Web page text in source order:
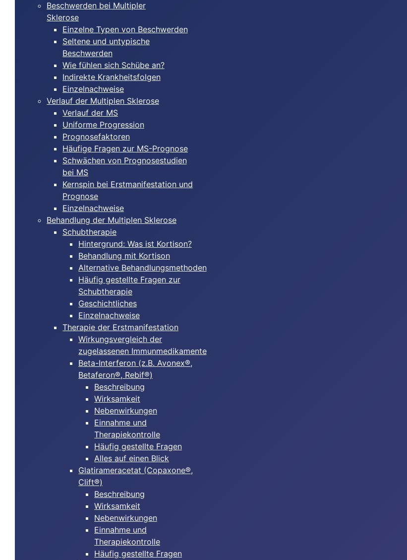
Beschwerden bei Multipler
Sklerose
Einzelne Typen von Beschwerden
Seltene und untypische
Beschwerden
Wie fühlen sich Schübe an?
Indirekte Krankheitsfolgen
Einzelnachweise
Verlauf der Multiplen Sklerose
Verlauf der MS
Uniforme Progression
Prognosefaktoren
Häufige Fragen zur MS-Prognose
Schwächen von Prognosestudien
bei MS
Kernspin bei Erstmanifestation und
Prognose
Einzelnachweise
Behandlung der Multiplen Sklerose
Schubtherapie
Hintergrund: Was ist Kortison?
Behandlung mit Kortison
Alternative Behandlungsmethoden
Häufig gestellte Fragen zur
Schubtherapie
Geschichtliches
Einzelnachweise
Therapie der Erstmanifestation
Wirkungsvergleich der
zugelassenen Immunmedikamente
Beta-Interferon (z.B. Avonex®,
Betaferon®, Rebif®)
Beschreibung
Wirksamkeit
Nebenwirkungen
Einnahme und
Therapiekontrolle
Häufig gestellte Fragen
Alles auf einen Blick
Glatirameracetat (Copaxone®,
Clift®)
Beschreibung
Wirksamkeit
Nebenwirkungen
Einnahme und
Therapiekontrolle
Häufig gestellte Fragen